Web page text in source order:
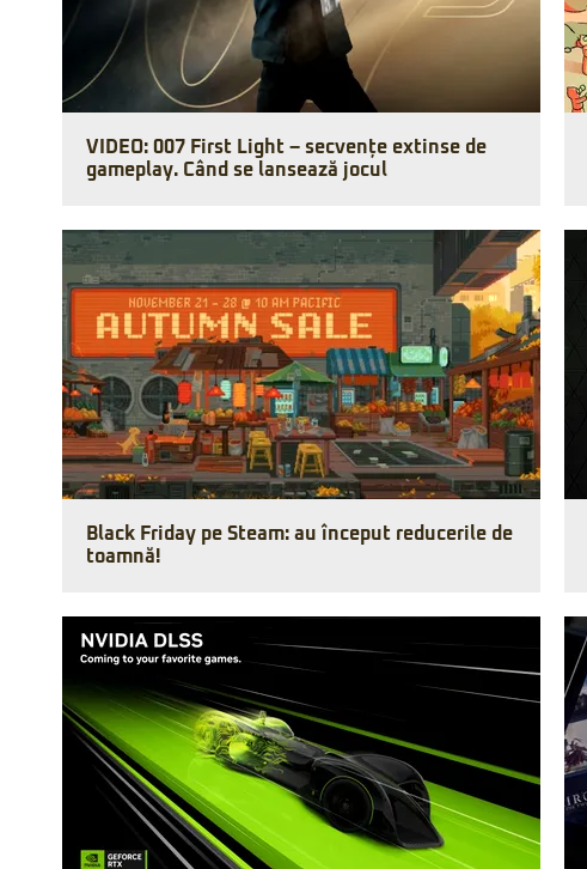
VIDEO: 007 First Light – secvențe extinse de
gameplay. Când se lansează jocul
Black Friday pe Steam: au început reducerile de
toamnă!